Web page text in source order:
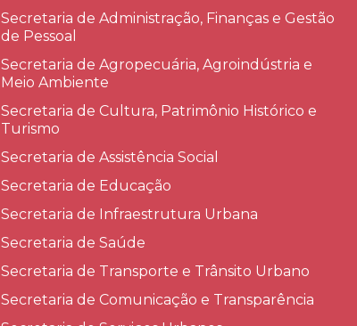
Secretaria de Administração, Finanças e Gestão
de Pessoal
Secretaria de Agropecuária, Agroindústria e
Meio Ambiente
Secretaria de Cultura, Patrimônio Histórico e
Turismo
Secretaria de Assistência Social
Secretaria de Educação
Secretaria de Infraestrutura Urbana
Secretaria de Saúde
Secretaria de Transporte e Trânsito Urbano
Secretaria de Comunicação e Transparência